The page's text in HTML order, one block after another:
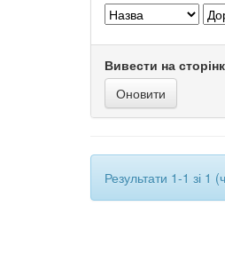
Вивести на
Результати 1-1 зі 1